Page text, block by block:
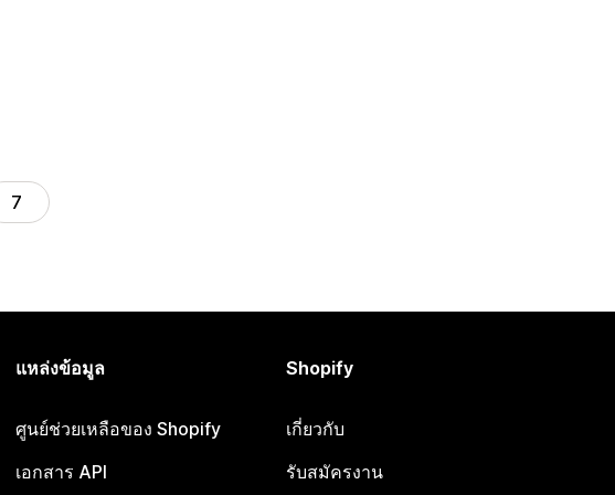
7
แหล่งข้อมูล
ศูนย์ช่วยเหลือของ Shopify
เอกสาร API
Shopify
เกี่ยวกับ
รับสมัครงาน